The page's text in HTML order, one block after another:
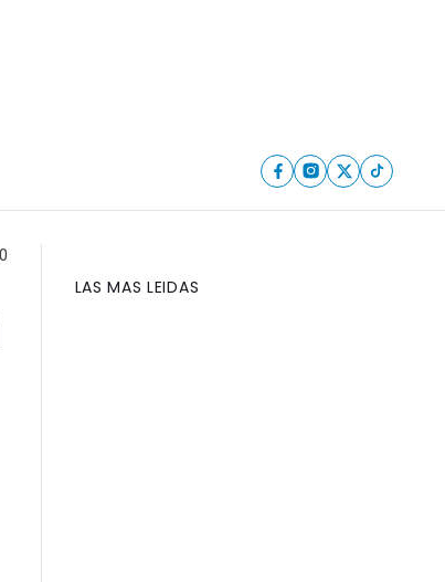
LAS MAS LEIDAS